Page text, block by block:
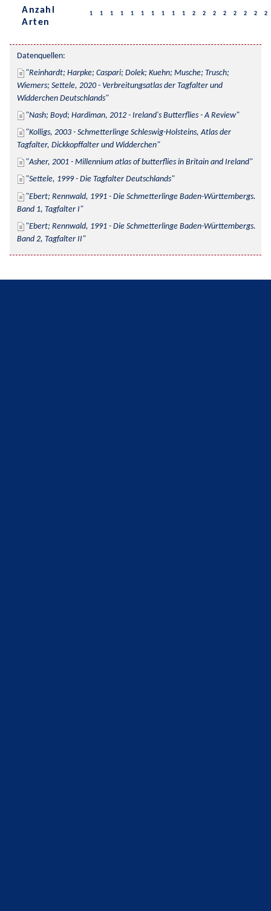
Anzahl
Arten
1 1 1 1 1 1 1 1 1 1 2 2 2 2 2 2 2 2
Datenquellen:
Reinhardt; Harpke; Caspari; Dolek; Kuehn; Musche; Trusch;
Wiemers; Settele, 2020 - Verbreitungsatlas der Tagfalter und
Widderchen Deutschlands
Nash; Boyd; Hardiman, 2012 - Ireland's Butterflies - A Review
Kolligs, 2003 - Schmetterlinge Schleswig-Holsteins, Atlas der
Tagfalter, Dickkopffalter und Widderchen
Asher, 2001 - Millennium atlas of butterflies in Britain and Ireland
Settele, 1999 - Die Tagfalter Deutschlands
Ebert; Rennwald, 1991 - Die Schmetterlinge Baden-Württembergs.
Band 1, Tagfalter I
Ebert; Rennwald, 1991 - Die Schmetterlinge Baden-Württembergs.
Band 2, Tagfalter II